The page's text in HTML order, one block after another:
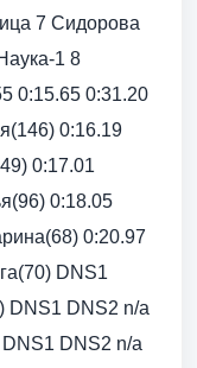
7 Сидорова
1 8
0:15.65 0:31.20
0:16.19
0:17.01
0:18.05
0:20.97
DNS1
DNS1 DNS2 n/a
DNS2 n/a